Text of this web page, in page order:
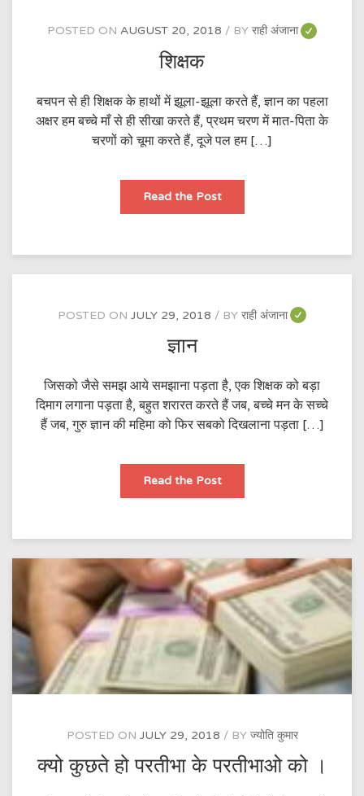
POSTED ONAUGUST 20, 2018 BYराही अंजाना
शिक्षक
बचपन से ही शिक्षक के हाथों में झूला-झूला करते हैं, ज्ञान का पहला
अक्षर हम बच्चे माँ से ही सीखा करते हैं, प्रथम चरण में मात-पिता के
चरणों को चूमा करते हैं, दूजे पल हम […]
Read the Postशिक्षक
POSTED ONJULY 29, 2018 BYराही अंजाना
ज्ञान
जिसको जैसे समझ आये समझाना पड़ता है, एक शिक्षक को बड़ा
दिमाग लगाना पड़ता है, बहुत शरारत करते हैं जब, बच्चे मन के सच्चे
हैं जब, गुरु ज्ञान की महिमा को फिर सबको दिखलाना पड़ता […]
Read the Postज्ञान
POSTED ON JULY 29, 2018 BY ज्योति कुमार
क्यो कुछते हो परतीभा के परतीभाओ को ।